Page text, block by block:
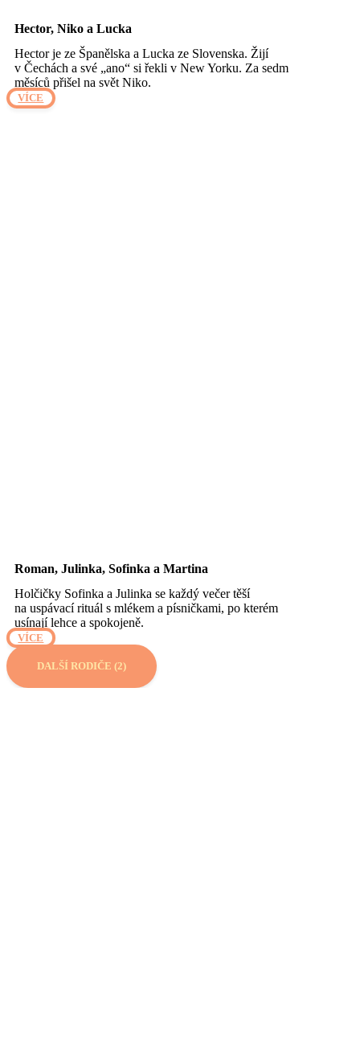
Hector, Niko a Lucka
Hector je ze Španělska a Lucka ze Slovenska. Žijí
v Čechách a své „ano“ si řekli v New Yorku. Za sedm
měsíců přišel na svět Niko.
VÍCE
Roman, Julinka, Sofinka a Martina
Holčičky Sofinka a Julinka se každý večer těší
na uspávací rituál s mlékem a písničkami, po kterém
usínají lehce a spokojeně.
VÍCE
DALŠÍ RODIČE (2)